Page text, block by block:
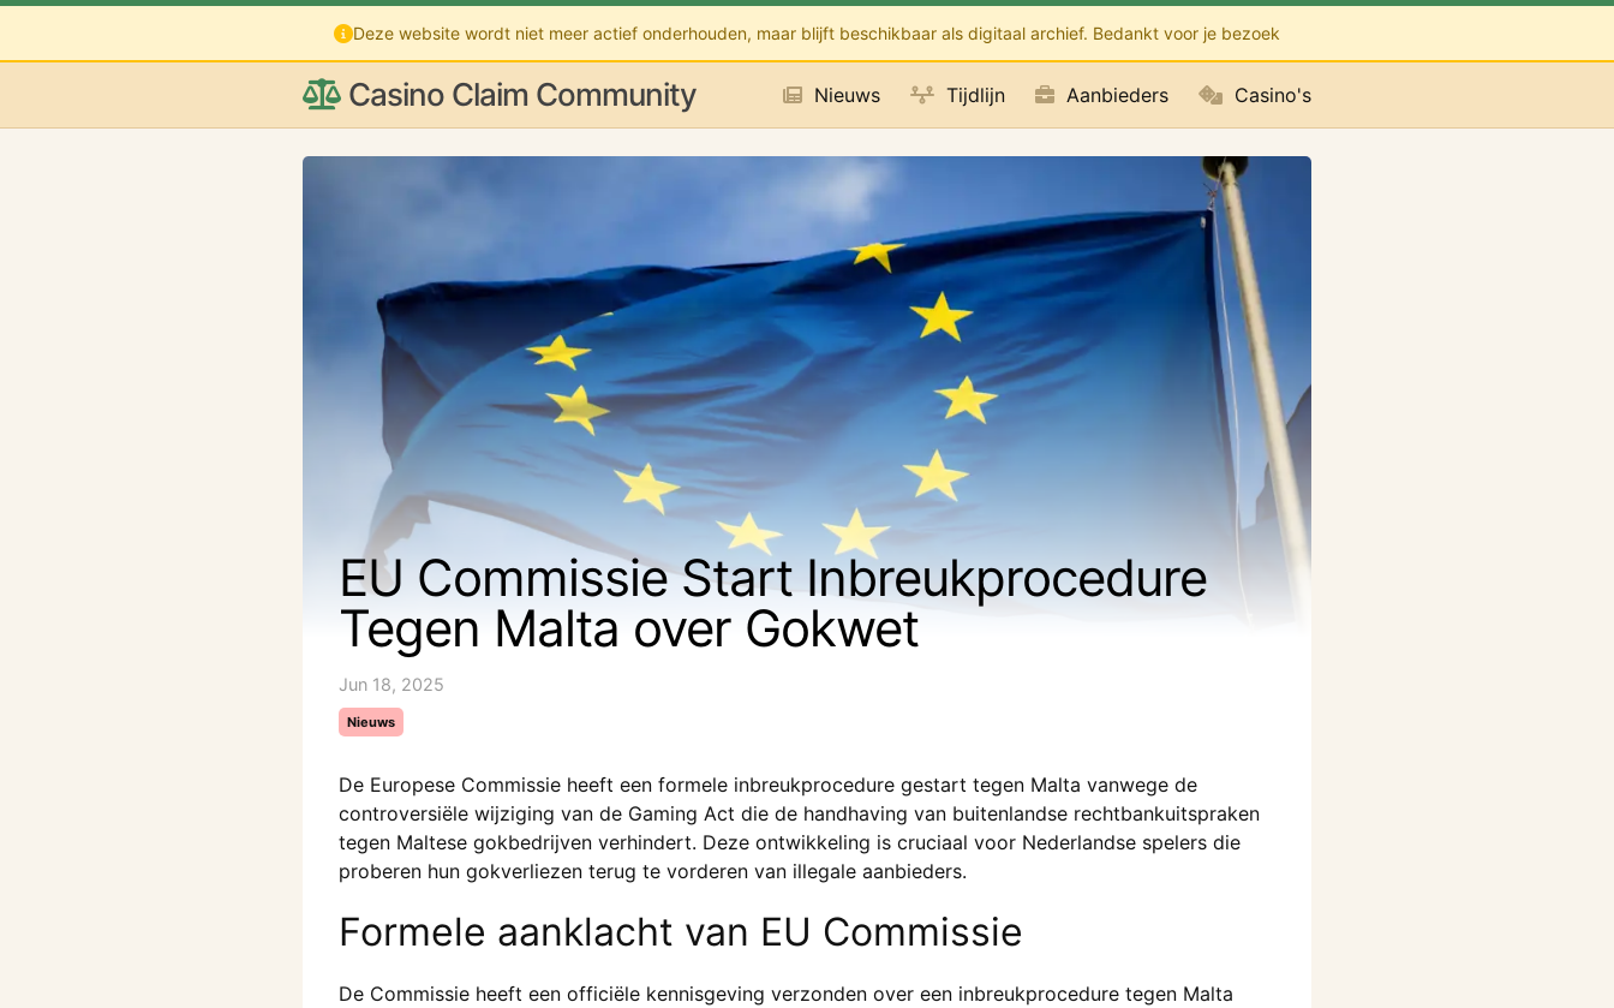
Deze website wordt niet meer actief onderhouden, maar blijft beschikbaar als digitaal archief. Bedankt voor je bezoek
Casino Claim Community Nieuws Tijdlijn Aanbieders Casino's
EU Commissie Start Inbreukprocedure
Tegen Malta over Gokwet
Jun 18, 2025
Nieuws
De Europese Commissie heeft een formele inbreukprocedure gestart tegen Malta vanwege de
controversiële wijziging van de Gaming Act die de handhaving van buitenlandse rechtbankuitspraken
tegen Maltese gokbedrijven verhindert. Deze ontwikkeling is cruciaal voor Nederlandse spelers die
proberen hun gokverliezen terug te vorderen van illegale aanbieders.
Formele aanklacht van EU Commissie
De Commissie heeft een officiële kennisgeving verzonden over een inbreukprocedure tegen Malta